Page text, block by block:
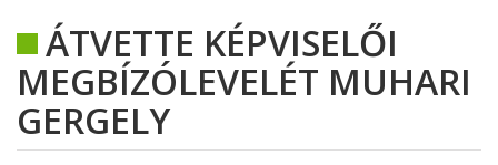
ÁTVETTE KÉPVISELŐI
MEGBÍZÓLEVELÉT MUHARI
GERGELY